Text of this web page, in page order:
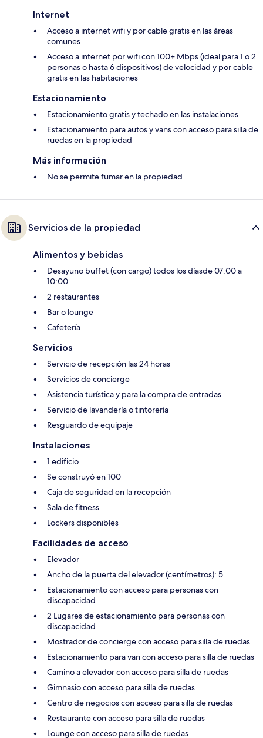
Internet
Acceso a internet wifi y por cable gratis en las áreas
comunes
Acceso a internet por wifi con 100+ Mbps (ideal para 1 o 2
personas o hasta 6 dispositivos) de velocidad y por cable
gratis en las habitaciones
Estacionamiento
Estacionamiento gratis y techado en las instalaciones
Estacionamiento para autos y vans con acceso para silla de
ruedas en la propiedad
Más información
No se permite fumar en la propiedad
Servicios de la propiedad
Alimentos y bebidas
Desayuno buffet (con cargo) todos los díasde 07:00 a
10:00
2 restaurantes
Bar o lounge
Cafetería
Servicios
Servicio de recepción las 24 horas
Servicios de concierge
Asistencia turística y para la compra de entradas
Servicio de lavandería o tintorería
Resguardo de equipaje
Instalaciones
1 edificio
Se construyó en 100
Caja de seguridad en la recepción
Sala de fitness
Lockers disponibles
Facilidades de acceso
Elevador
Ancho de la puerta del elevador (centímetros): 5
Estacionamiento con acceso para personas con
discapacidad
2 Lugares de estacionamiento para personas con
discapacidad
Mostrador de concierge con acceso para silla de ruedas
Estacionamiento para van con acceso para silla de ruedas
Camino a elevador con acceso para silla de ruedas
Gimnasio con acceso para silla de ruedas
Centro de negocios con acceso para silla de ruedas
Restaurante con acceso para silla de ruedas
Lounge con acceso para silla de ruedas